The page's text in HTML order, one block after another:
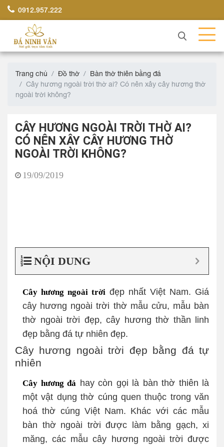
0912.957.222
Trang chủ Đồ thờ
Bàn thờ thiên bằng đá
Cây hương ngoài trời thờ ai? Có nên xây cây hương thờ
ngoài trời không?
CÂY HƯƠNG NGOÀI TRỜI THỜ AI?
CÓ NÊN XÂY CÂY HƯƠNG THỜ
NGOÀI TRỜI KHÔNG?
19/09/2019
NỘI DUNG
Cây hương ngoài trời đẹp nhất Việt Nam. Giá
cây hương ngoài trời thờ mẫu cửu, mẫu bàn
thờ ngoài trời đẹp, cây hương thờ thần linh
đẹp bằng đá tự nhiên đẹp.
Cây hương ngoài trời đẹp bằng đá tự
nhiên
Cây hương đá hay còn gọi là bàn thờ thiên là
một vật dụng thờ cúng quen thuộc trong văn
hoá thờ cúng Việt Nam. Khác với các mẫu
bàn thờ ngoài trời được làm bằng gạch, xi
măng, các mẫu cây hương ngoài trời được